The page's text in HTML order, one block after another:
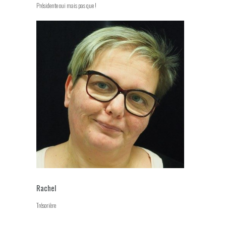
Présidente oui mais pas que !
Rachel
Trésorière